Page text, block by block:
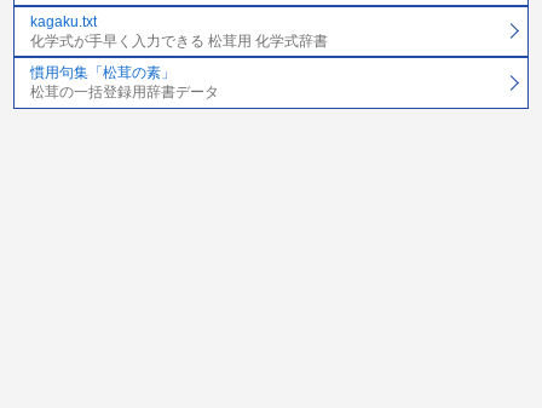
kagaku.txt
化学式が手早く入力できる 松茸用 化学式辞書
慣用句集「松茸の素」
松茸の一括登録用辞書データ